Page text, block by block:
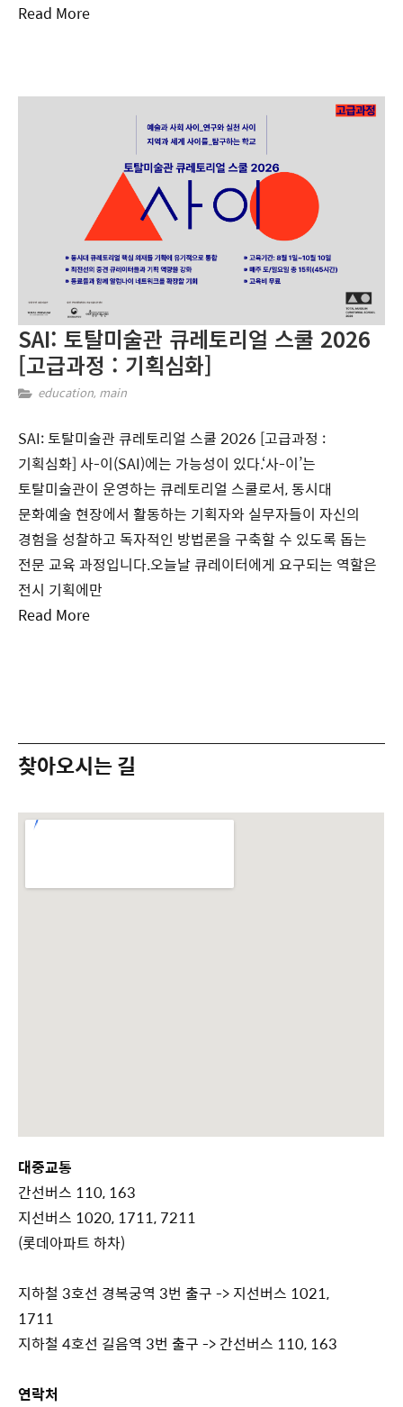
Read More
SAI: 토탈미술관 큐레토리얼 스쿨 2026
[고급과정 : 기획심화]​
education, main
SAI: 토탈미술관 큐레토리얼 스쿨 2026 [고급과정 :
기획심화] 사-이(SAI)에는 가능성이 있다.‘사-이’는
토탈미술관이 운영하는 큐레토리얼 스쿨로서, 동시대
문화예술 현장에서 활동하는 기획자와 실무자들이 자신의
경험을 성찰하고 독자적인 방법론을 구축할 수 있도록 돕는
전문 교육 과정입니다.오늘날 큐레이터에게 요구되는 역할은
전시 기획에만
Read More
찾아오시는 길
대중교통
간선버스 110, 163
지선버스 1020, 1711, 7211
(롯데아파트 하차)
지하철 3호선 경복궁역 3번 출구 -> 지선버스 1021,
1711
지하철 4호선 길음역 3번 출구 -> 간선버스 110, 163
연락처